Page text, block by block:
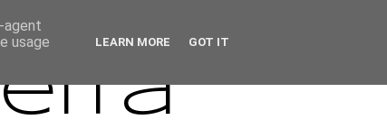
agent
usage
LEARN MORE GOT IT